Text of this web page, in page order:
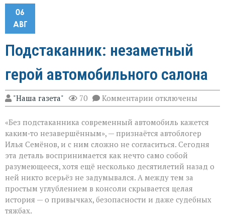
06
АВГ
Подстаканник: незаметный
герой автомобильного салона
"Наша газета" 70 Комментарии к
записи
незаметный
герой
автомобильного
салона
отключены
«Без подстаканника современный автомобиль кажется
каким‑то незавершённым», — признаётся автоблогер
Илья Семёнов, и с ним сложно не согласиться. Сегодня
эта деталь воспринимается как нечто само собой
разумеющееся, хотя ещё несколько десятилетий назад о
ней никто всерьёз не задумывался. А между тем за
простым углублением в консоли скрывается целая
история — о привычках, безопасности и даже судебных
тяжбах.